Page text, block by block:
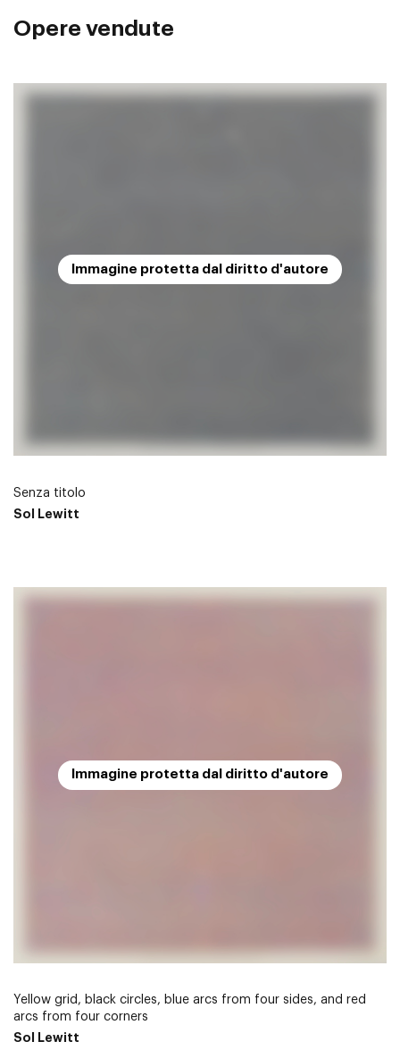
Opere vendute
Immagine protetta dal diritto d'autore
Senza titolo
Sol Lewitt
Immagine protetta dal diritto d'autore
Yellow grid, black circles, blue arcs from four sides, and red
arcs from four corners
Sol Lewitt